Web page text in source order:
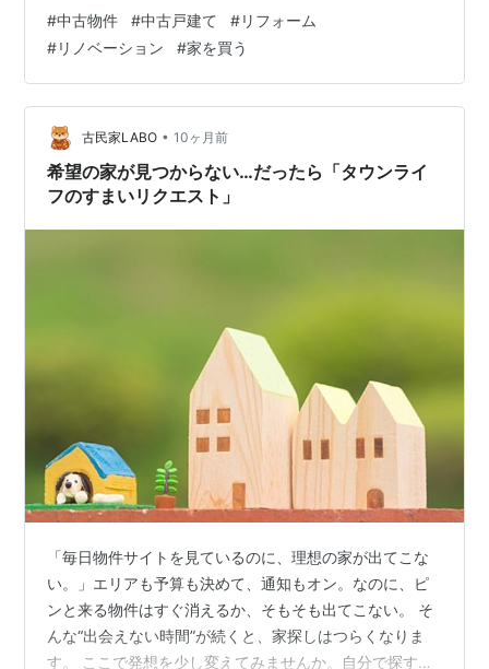
中古を買ってリフォームするメリット 中古住宅のいちば
んの魅力は、新築よりも安く買えることです。同じ立
地・同じ広さでも、中古なら新築の半額近くで購入でき
るケースもあります。その分の予算をリフォーム費用に
回せば、水回りの設備（キッチン・お風呂・トイレな
ど）をすべて新しくして、自分好みの内装や間取…
#中古物件 #中古戸建て #リフォーム
#リノベーション #家を買う
古民家LABO • 10ヶ月前
希望の家が見つからない…だったら「タウンライ
フのすまいリクエスト」
「毎日物件サイトを見ているのに、理想の家が出てこな
い。」エリアも予算も決めて、通知もオン。なのに、ピ
ンと来る物件はすぐ消えるか、そもそも出てこない。 そ
んな“出会えない時間”が続くと、家探しはつらくなりま
す。 ここで発想を少し変えてみませんか。自分で探すだ